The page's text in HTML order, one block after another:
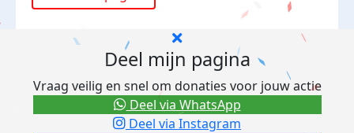
Deel mijn pagina
Vraag veilig en snel om donaties voor jouw actie
Deel via Instagram
Deel via WhatsApp